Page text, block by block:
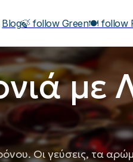
Blog🍃 follow Green🍽️ follow
με
Οι γεύσεις, τα